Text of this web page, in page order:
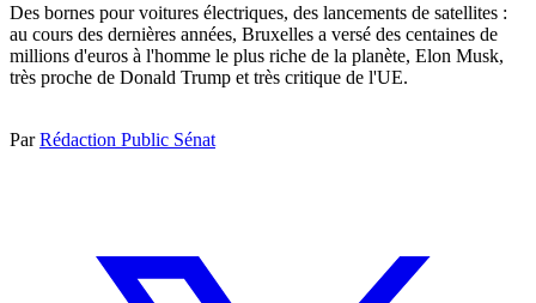
Des bornes pour voitures électriques, des lancements de satellites :
au cours des dernières années, Bruxelles a versé des centaines de
millions d'euros à l'homme le plus riche de la planète, Elon Musk,
très proche de Donald Trump et très critique de l'UE.
ParRédaction Public Sénat